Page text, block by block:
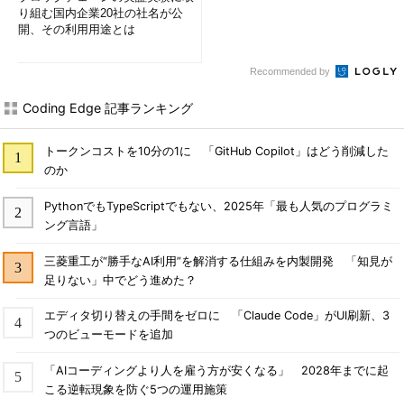
り組む国内企業20社の社名が公
開、その利用用途とは
Recommended by
Coding Edge 記事ランキング
トークンコストを10分の1に 「GitHub Copilot」はどう削減した
のか
PythonでもTypeScriptでもない、2025年「最も人気のプログラミ
ング言語」
三菱重工が“勝手なAI利用”を解消する仕組みを内製開発 「知見が
足りない」中でどう進めた？
エディタ切り替えの手間をゼロに 「Claude Code」がUI刷新、3
つのビューモードを追加
「AIコーディングより人を雇う方が安くなる」 2028年までに起
こる逆転現象を防ぐ5つの運用施策